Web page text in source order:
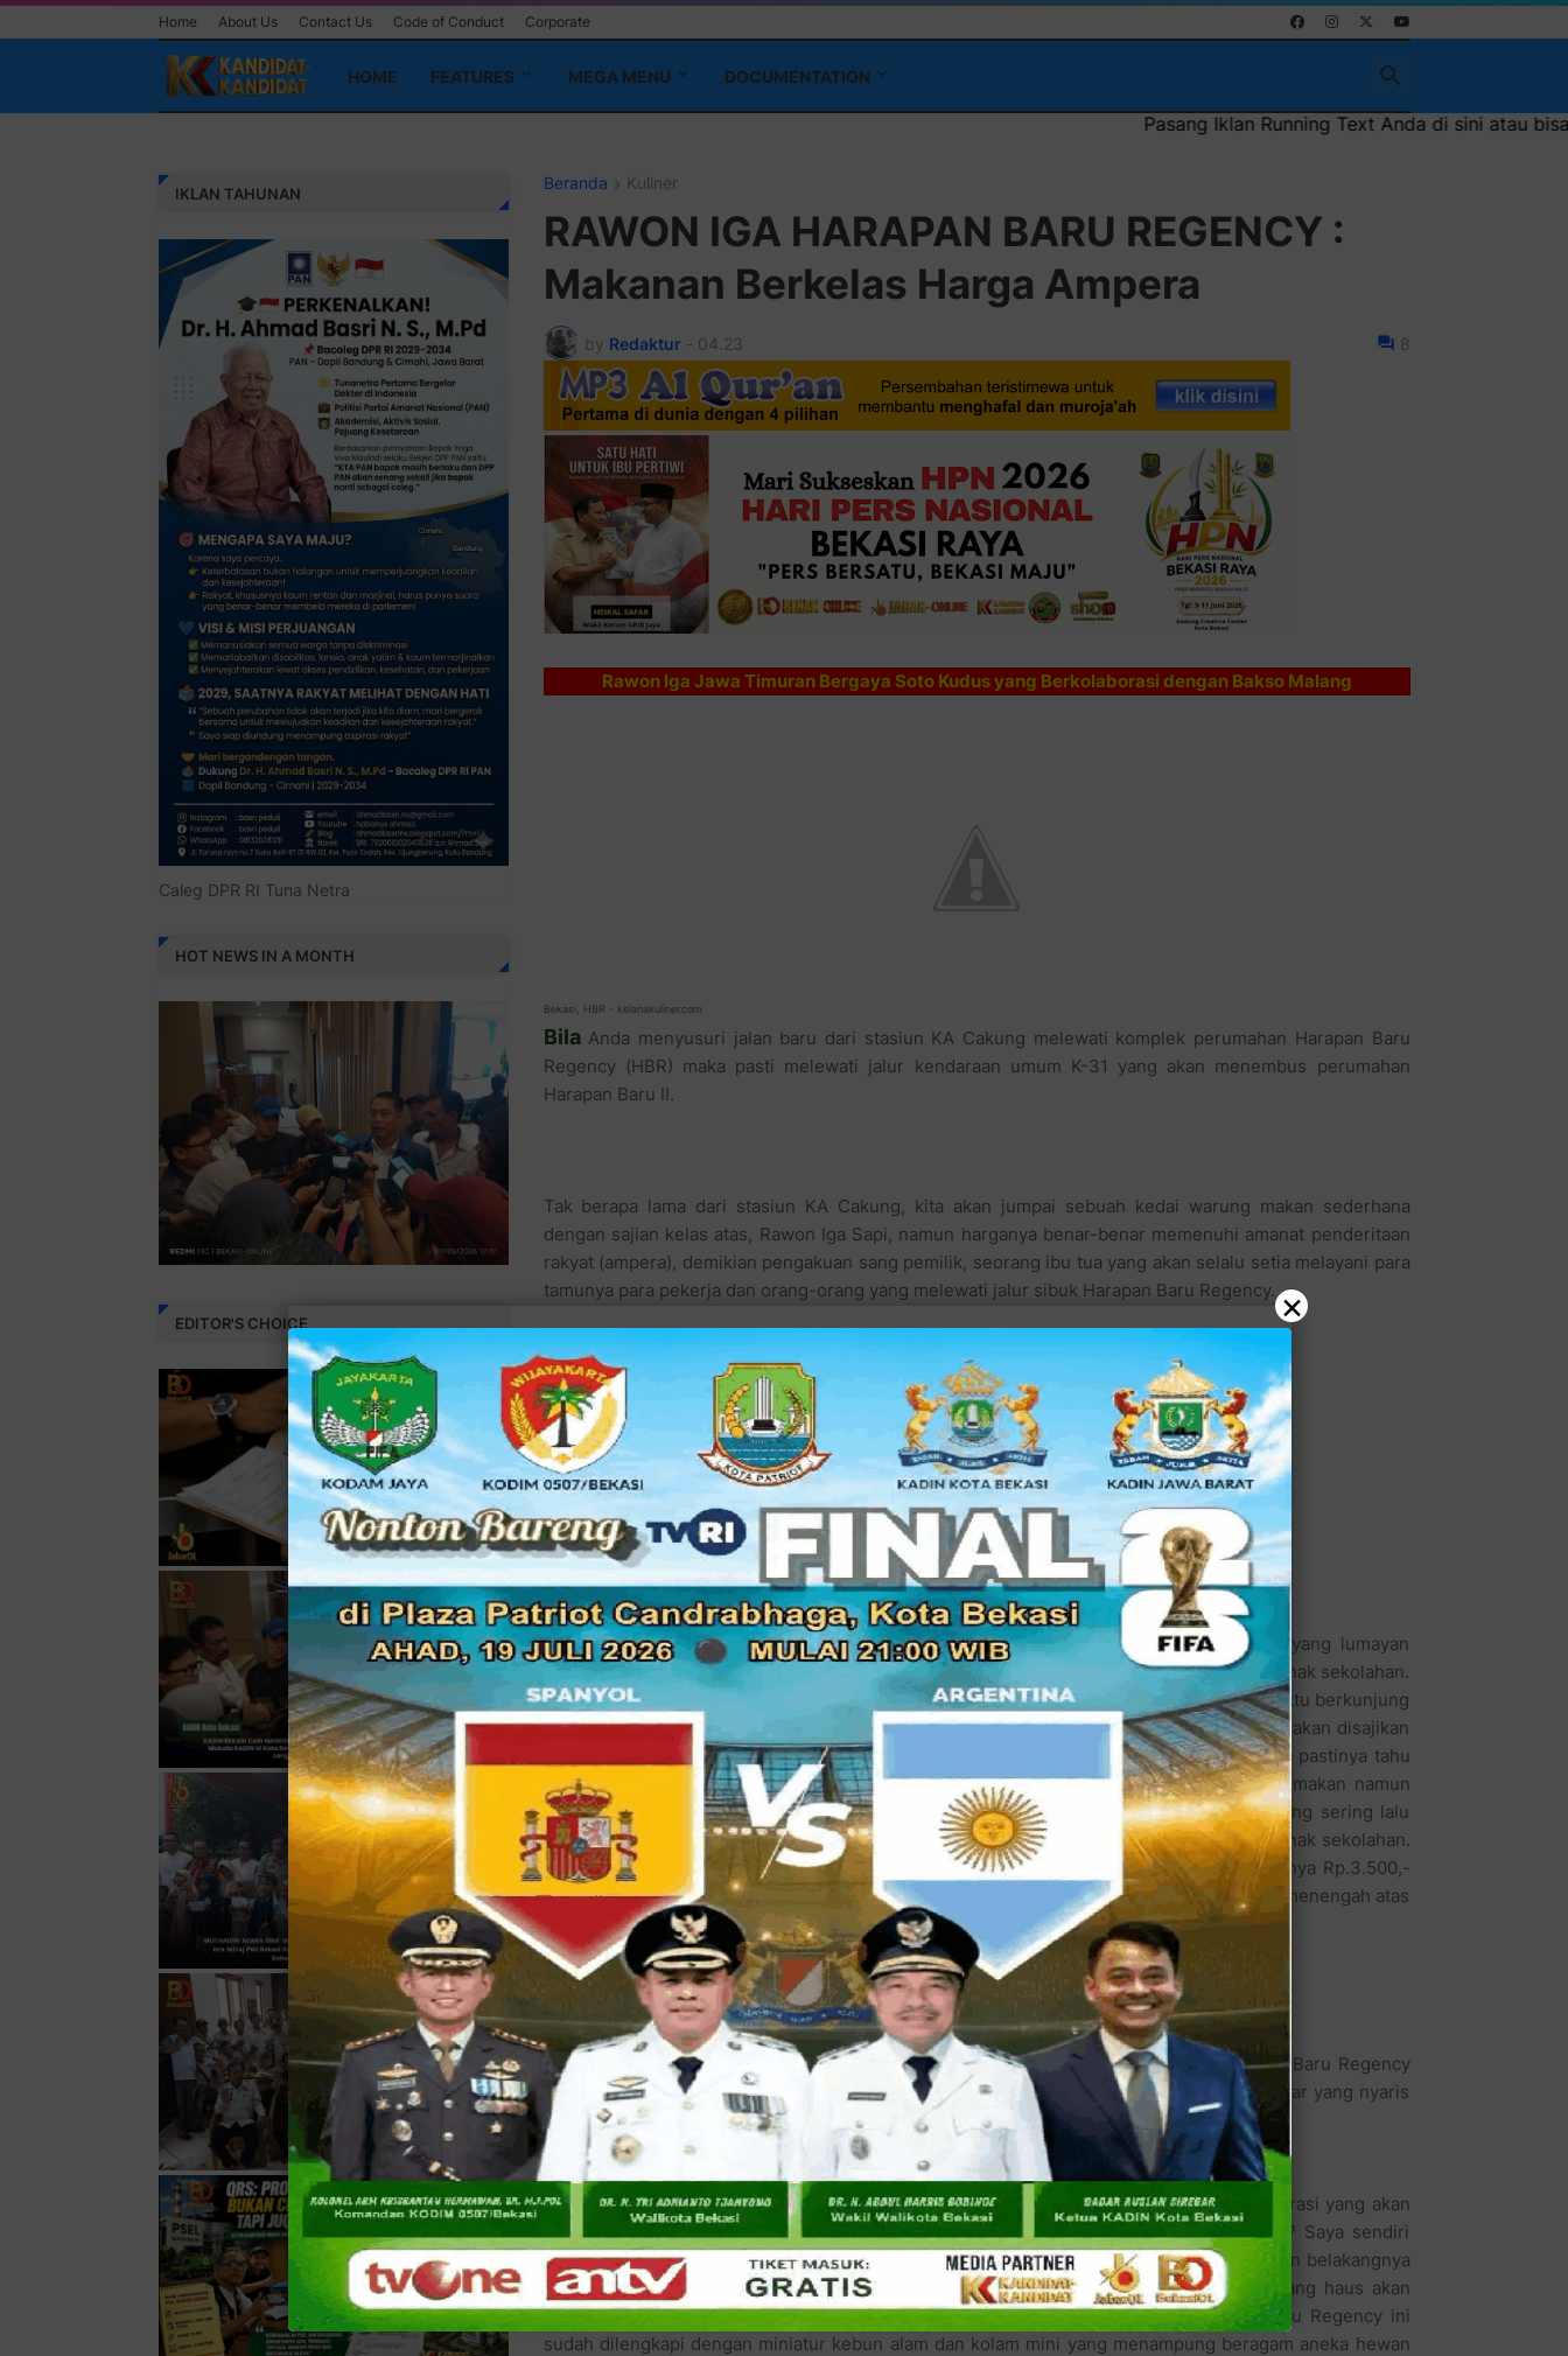
Home About Us Contact Us Code of Conduct Corporate
HOME FEATURES MEGA MENU DOCUMENTATION
Pasang Iklan Running Text Anda di sini atau bisa juga sebagai iklan
Beranda Kuliner
RAWON IGA HARAPAN BARU REGENCY :
Makanan Berkelas Harga Ampera
by Redaktur - 04.23 8
Rawon Iga Jawa Timuran Bergaya Soto Kudus yang Berkolaborasi dengan Bakso Malang
Bekasi, HBR - kelanakuliner.com
BilaAnda menyusuri jalan baru dari stasiun KA Cakung melewati komplek perumahan Harapan Baru
Regency (HBR) maka pasti melewati jalur kendaraan umum K-31 yang akan menembus perumahan
Harapan Baru II.
Tak berapa lama dari stasiun KA Cakung, kita akan jumpai sebuah kedai warung makan sederhana
dengan sajian kelas atas, Rawon Iga Sapi, namun harganya benar-benar memenuhi amanat penderitaan
rakyat (ampera), demikian pengakuan sang pemilik, seorang ibu tua yang akan selalu setia melayani para
tamunya para pekerja dan orang-orang yang melewati jalur sibuk Harapan Baru Regency.
Adalah Bude (panggilan akrab para pelanggan) menyajikan Rawon Iga dengan harga yang lumayan
terjangkau kocek, bahkan dalam waktu dekat ini, Bude akan menyajikan Rawon Iga paket anak sekolahan.
Konsep yang diadopsi dari pengalaman anaknya berwisata kuliner di daerah Boyolali sewaktu berkunjung
ke Solo, membuat keluarga memutuskan akan mengkonsep makanan rawon iganya nanti akan disajikan
dengan mangkuk kecil dan harga anak sekolahan. Kalau Anda sering makan Soto Kudus pastinya tahu
seberapa banyak porsi yang disajikan, yang bisa memancing rasa penasaran dan nafsu makan namun
bisa menghilangkan rasa lapar seketika. Karena ingin menjuju pasar anak sekolahan yang sering lalu
lalang di depan warungnya, Bude berniatan akan memberikan paket harga khusus untuk anak sekolahan.
Seporsi rawon iga yang penyajiannya bergaya seperti Soto Kudus ini akan dibandrol hanya Rp.3.500,-
Siapa yang tidak tergiur untuk mencicipi rawon iga yang populer sebagai makanan kelas menengah atas
ini.
Demi meningkatkan targeting segmen pasar, Rawon Iga Jawa Timur ala Bude di Harapan Baru Regency
ini sengaja menjalin kerjasama dengan Bakso Malang Asli Cak Tio yang juga menjuju pasar yang nyaris
mirip. Terutama yang berhubungan dengan konsumen anak-anak sekolah.
Sekarang bagaimana Rawon Iga bisa masuk dan diterima di pasar, dan berapa jauh penetrasi yang akan
dilakukan oleh menejemen keluarga Rawon Iga jawa Timur Harapan Baru Regency ini? Saya sendiri
belum bisa berkomentar, yang jelas di warung sederhana ini, sudah jelas tampak di halaman belakangnya
yang luas sebagai taman edukasi buat pelanggan yang dari kalangan anak-anak kecil yang haus akan
berbagai pengetahuan ini. Di belakang warung sederhana Rawon Iga Sapi Harapan baru Regency ini
sudah dilengkapi dengan miniatur kebun alam dan kolam mini yang menampung beragam aneka hewan
IKLAN TAHUNAN
Caleg DPR RI Tuna Netra
HOT NEWS IN A MONTH
EDITOR'S CHOICE ×